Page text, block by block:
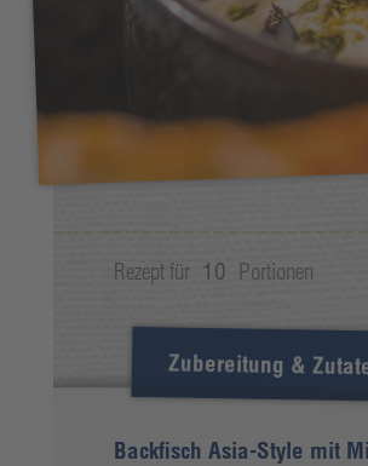
Rezept für 10 Portionen
Zubereitung &
Backfisch Asia-Style mit